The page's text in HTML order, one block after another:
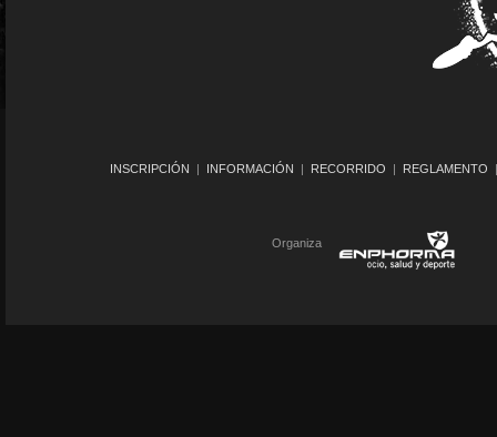
INSCRIPCIÓN | INFORMACIÓN | RECORRIDO | REGLAMENTO
Organiza